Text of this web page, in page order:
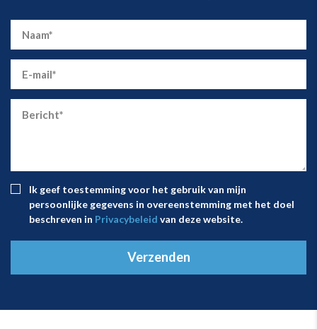
Ik geef toestemming voor het gebruik van mijn
persoonlijke gegevens in overeenstemming met het doel
beschreven in Privacybeleid van deze website.
Verzenden